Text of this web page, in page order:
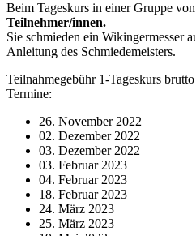
Beim Tageskurs in einer Gruppe von
Teilnehmer/innen.
Sie schmieden ein Wikingermesser
Anleitung des Schmiedemeisters.
Teilnahmegebühr 1-Tageskurs
Termine:
26. November 2022
02. Dezember 2022
03. Dezember 2022
03. Februar 2023
04. Februar 2023
18. Februar 2023
24. März 2023
25. März 2023